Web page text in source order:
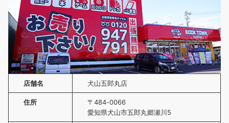
店舗名 犬山五郎丸店
住所
〒484-0066
愛知県犬山市五郎丸郷瀬川5